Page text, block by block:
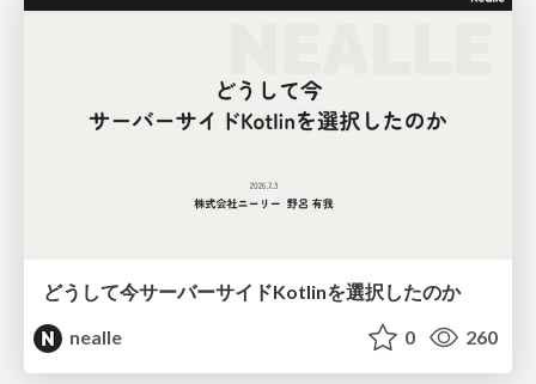
どうして今サーバーサイドKotlinを選択したのか
nealle
0 260